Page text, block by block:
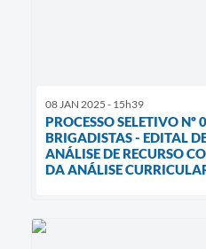
08 JAN 2025 - 15h39
PROCESSO SELETIVO
BRIGADISTAS - EDITAL
ANÁLISE DE RECURSO
DA ANÁLISE